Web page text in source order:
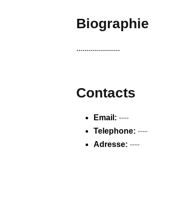
Biographie
......................
Contacts
Email: ----
Telephone: ----
Adresse: ----